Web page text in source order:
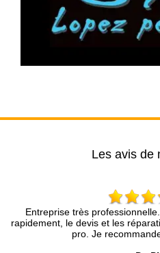
Les avis de
très professionnelle. Nous
le devis et les réparations
pro. Je recommande cette